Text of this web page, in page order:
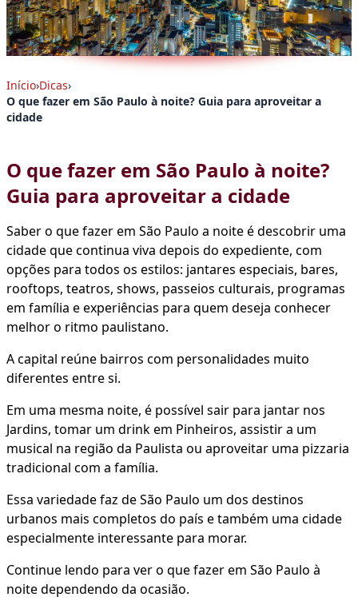
Início›Dicas›
O que fazer em São Paulo à noite? Guia para aproveitar a
cidade
O que fazer em São Paulo à noite?
Guia para aproveitar a cidade
Saber o que fazer em São Paulo a noite é descobrir uma
cidade que continua viva depois do expediente, com
opções para todos os estilos: jantares especiais, bares,
rooftops, teatros, shows, passeios culturais, programas
em família e experiências para quem deseja conhecer
melhor o ritmo paulistano.
A capital reúne bairros com personalidades muito
diferentes entre si.
Em uma mesma noite, é possível sair para jantar nos
Jardins, tomar um drink em Pinheiros, assistir a um
musical na região da Paulista ou aproveitar uma pizzaria
tradicional com a família.
Essa variedade faz de São Paulo um dos destinos
urbanos mais completos do país e também uma cidade
especialmente interessante para morar.
Continue lendo para ver o que fazer em São Paulo à
noite dependendo da ocasião.